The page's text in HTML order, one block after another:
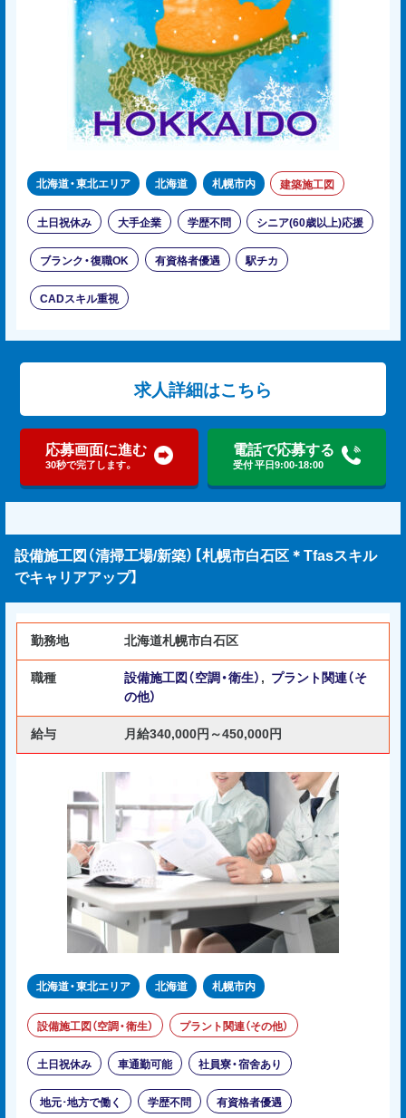
北海道・東北エリア 北海道 札幌市内 建築施工図
土日祝休み 大手企業 学歴不問 シニア(60歳以上)応援
ブランク・復職OK 有資格者優遇 駅チカ
CADスキル重視
求人詳細はこちら
応募画面に進む
30秒で完了します。
電話で応募する
受付 平日9:00-18:00
設備施工図（清掃工場/新築）【札幌市白石区＊Tfasスキル
でキャリアアップ】
勤務地 北海道札幌市白石区
職種 設備施工図（空調・衛生） , プラント関連（そ
の他）
給与 月給340,000円～450,000円
北海道・東北エリア 北海道 札幌市内
設備施工図（空調・衛生） プラント関連（その他）
土日祝休み 車通勤可能 社員寮・宿舍あり
地元･地方で働く 学歴不問 有資格者優遇